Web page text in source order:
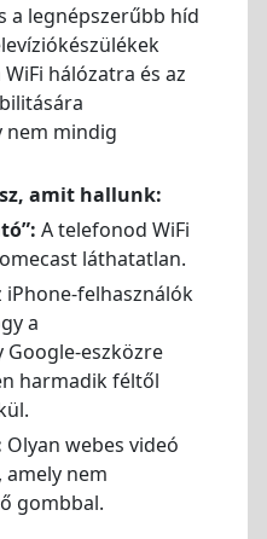
a legnépszerűbb híd
hálózatra és az
nem mindig
amit hallunk:
A telefonod WiFi
láthatatlan.
iPhone-felhasználók
a
Google-eszközre
harmadik féltől
Olyan webes videó
amely nem
gombbal.